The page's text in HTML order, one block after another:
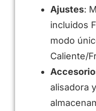
Ajustes:
incluidos
modo
Caliente/
alisadora